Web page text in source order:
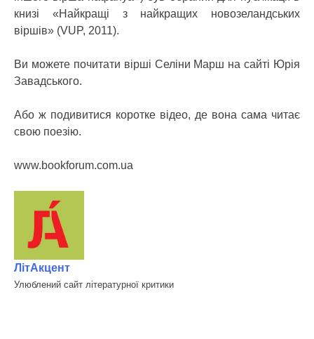
книзі «Найкращі з найкращих новозеландських
віршів» (VUP, 2011).
Ви можете почитати вірші Селіни Марш на сайті Юрія
Завадського.
Або ж подивитися коротке відео, де вона сама читає
свою поезію.
www.bookforum.com.ua
ЛітАкцент
Улюблений сайт літературної критики